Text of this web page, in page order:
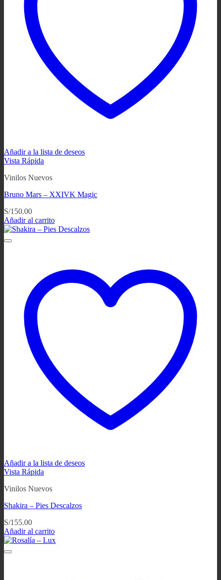
Añadir a la lista de deseos
Vista Rápida
Vinilos Nuevos
Bruno Mars – XXIVK Magic
S/150.00
Añadir al carrito
Añadir a la lista de deseos
Vista Rápida
Vinilos Nuevos
Shakira – Pies Descalzos
S/155.00
Añadir al carrito